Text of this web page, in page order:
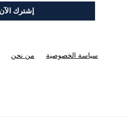
سياسة الخصوصية من نحن